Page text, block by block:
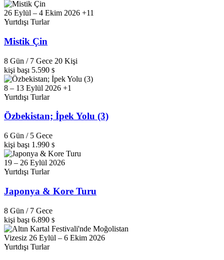
26 Eylül – 4 Ekim 2026 +11
Yurtdışı Turlar
Mistik Çin
8 Gün / 7 Gece 20 Kişi
kişi başı 5.590 $
8 – 13 Eylül 2026 +1
Yurtdışı Turlar
Özbekistan; İpek Yolu (3)
6 Gün / 5 Gece
kişi başı 1.990 $
19 – 26 Eylül 2026
Yurtdışı Turlar
Japonya & Kore Turu
8 Gün / 7 Gece
kişi başı 6.890 $
Vizesiz 26 Eylül – 6 Ekim 2026
Yurtdışı Turlar